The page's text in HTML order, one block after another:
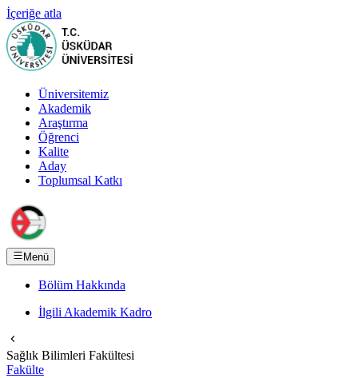
İçeriğe atla
Üniversitemiz
Akademik
Araştırma
Öğrenci
Kalite
Aday
Toplumsal Katkı
Menü
Bölüm Hakkında
İlgili Akademik Kadro
Sağlık Bilimleri Fakültesi
Fakülte